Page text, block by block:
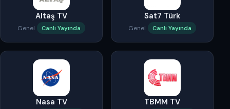
Altaş TV
Genel Canlı Yayında
Sat7 Türk
Genel Canlı Yayında
Nasa TV TBMM TV